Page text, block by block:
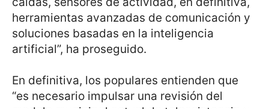
herramientas avanzadas de comunicación y
soluciones basadas en la inteligencia
artificial”, ha proseguido.
En definitiva, los populares entienden que
“es necesario impulsar una revisión del